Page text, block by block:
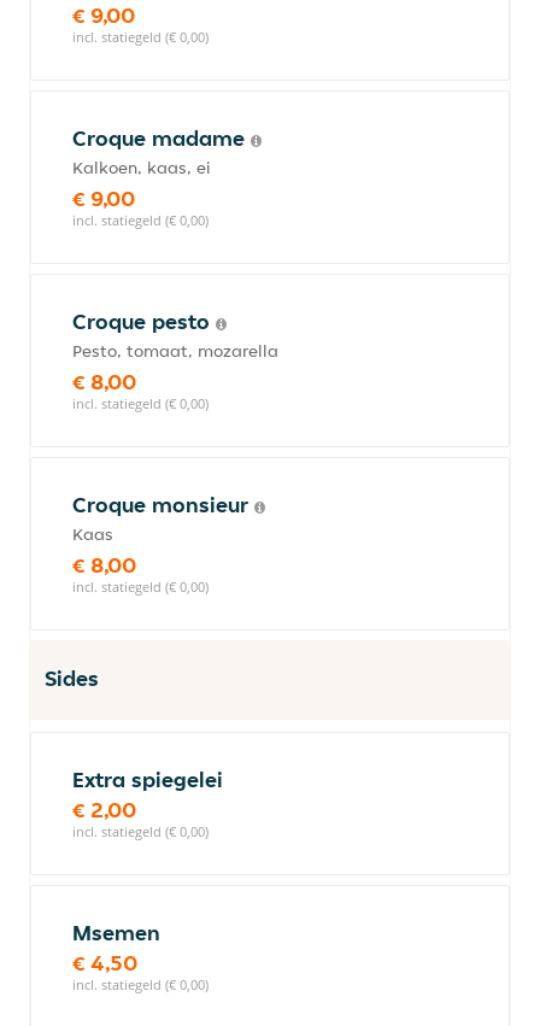
€ 9,00
incl. statiegeld (€ 0,00)
Croque madame
Kalkoen, kaas, ei
€ 9,00
incl. statiegeld (€ 0,00)
Croque pesto
Pesto, tomaat, mozarella
€ 8,00
incl. statiegeld (€ 0,00)
Croque monsieur
Kaas
€ 8,00
incl. statiegeld (€ 0,00)
Sides
Extra spiegelei
€ 2,00
incl. statiegeld (€ 0,00)
Msemen
€ 4,50
incl. statiegeld (€ 0,00)